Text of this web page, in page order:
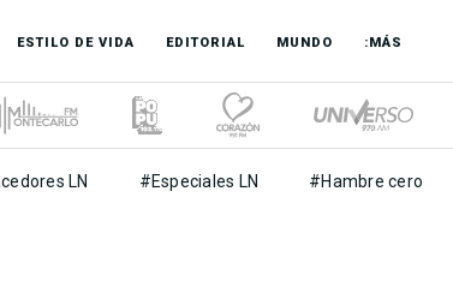
ESTILO DE VIDA EDITORIAL MUNDO :MÁS
LN #Especiales LN #Hambre cero